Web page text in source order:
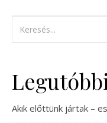
Akik előttünk jártak –